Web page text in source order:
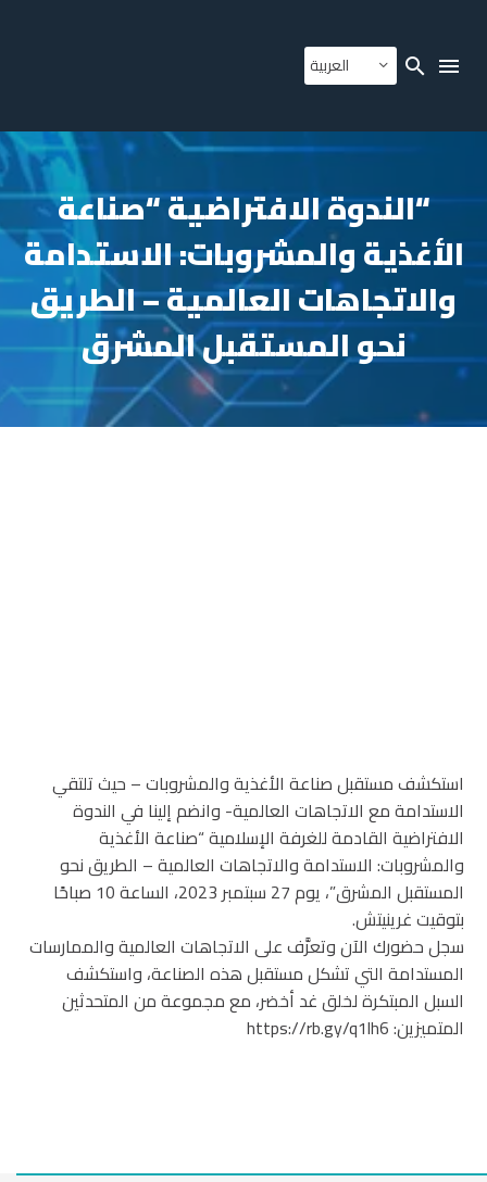
العربية
“الندوة الافتراضية “صناعة
الأغذية والمشروبات: الاستدامة
والاتجاهات العالمية – الطريق
نحو المستقبل المشرق
استكشف مستقبل صناعة الأغذية والمشروبات – حيث تلتقي
الاستدامة مع الاتجاهات العالمية- وانضم إلينا في الندوة
الافتراضية القادمة للغرفة الإسلامية “صناعة الأغذية
والمشروبات: الاستدامة والاتجاهات العالمية – الطريق نحو
المستقبل المشرق”، يوم 27 سبتمبر 2023، الساعة 10 صباحًا
بتوقيت غرينيتش.
سجل حضورك الآن وتعرَّف على الاتجاهات العالمية والممارسات
المستدامة التي تشكل مستقبل هذه الصناعة، واستكشف
السبل المبتكرة لخلق غد أخضر، مع مجموعة من المتحدثين
المتميزين: https://rb.gy/q1lh6